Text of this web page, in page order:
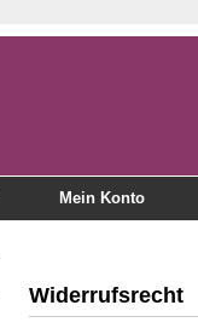
Mein Konto
Widerrufsrecht